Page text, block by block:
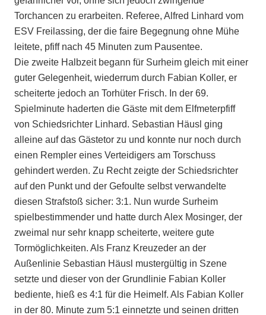
Torchancen zu erarbeiten. Referee, Alfred Linhard vom
ESV Freilassing, der die faire Begegnung ohne Mühe
leitete, pfiff nach 45 Minuten zum Pausentee.
Die zweite Halbzeit begann für Surheim gleich mit einer
guter Gelegenheit, wiederrum durch Fabian Koller, er
scheiterte jedoch an Torhüter Frisch. In der 69.
Spielminute haderten die Gäste mit dem Elfmeterpfiff
von Schiedsrichter Linhard. Sebastian Häusl ging
alleine auf das Gästetor zu und konnte nur noch durch
einen Rempler eines Verteidigers am Torschuss
gehindert werden. Zu Recht zeigte der Schiedsrichter
auf den Punkt und der Gefoulte selbst verwandelte
diesen Strafstoß sicher: 3:1. Nun wurde Surheim
spielbestimmender und hatte durch Alex Mosinger, der
zweimal nur sehr knapp scheiterte, weitere gute
Tormöglichkeiten. Als Franz Kreuzeder an der
Außenlinie Sebastian Häusl mustergültig in Szene
setzte und dieser von der Grundlinie Fabian Koller
bediente, hieß es 4:1 für die Heimelf. Als Fabian Koller
in der 80. Minute zum 5:1 einnetzte und seinen dritten